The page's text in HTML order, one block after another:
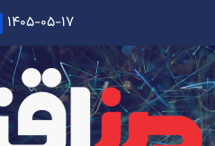
content
۱۴۰۵-۰۵-۱۷